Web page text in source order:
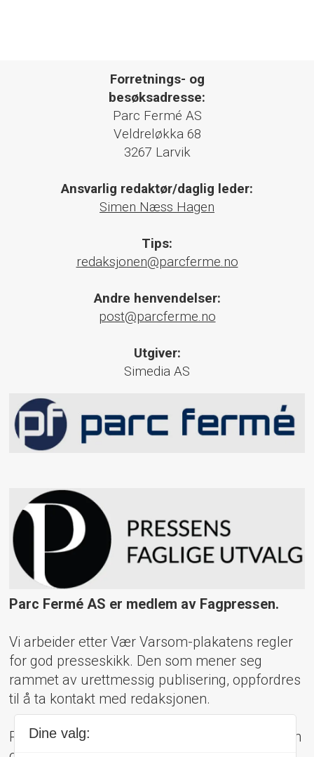
Forretnings- og
besøksadresse:
Parc Fermé AS
Veldreløkka 68
3267 Larvik
Ansvarlig redaktør/daglig leder:
Simen Næss Hagen
Tips:
redaksjonen@parcferme.no
Andre henvendelser:
post@parcferme.no
Utgiver:
Simedia AS
Parc Fermé AS er medlem av Fagpressen.
Vi arbeider etter Vær Varsom-plakatens regler
for god presseskikk. Den som mener seg
rammet av urettmessig publisering, oppfordres
til å ta kontakt med redaksjonen.
Pressens Faglige Utvalg (PFU) er et klageorgan
Dine valg: